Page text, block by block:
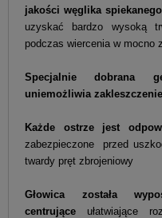
jakości węglika spiekanego
uzyskać bardzo wysoką
podczas wiercenia w mocno
Specjalnie dobrana
uniemożliwia
Każde ostrze jest
zabezpieczone przed
twardy pręt zbrojeniowy
Głowica została
centrujące ułatwiające